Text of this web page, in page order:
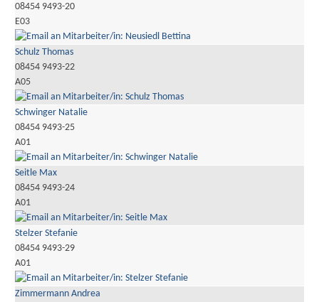
08454 9493-20
E03
Schulz Thomas
08454 9493-22
A05
Schwinger Natalie
08454 9493-25
A01
Seitle Max
08454 9493-24
A01
Stelzer Stefanie
08454 9493-29
A01
Zimmermann Andrea